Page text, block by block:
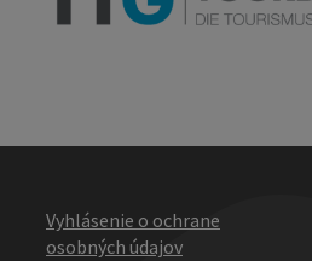
Vyhlásenie o ochrane
osobných údajov